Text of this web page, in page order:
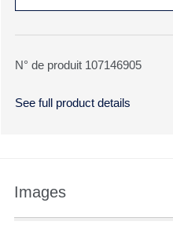
N° de produit 107146905
See full product details
Images